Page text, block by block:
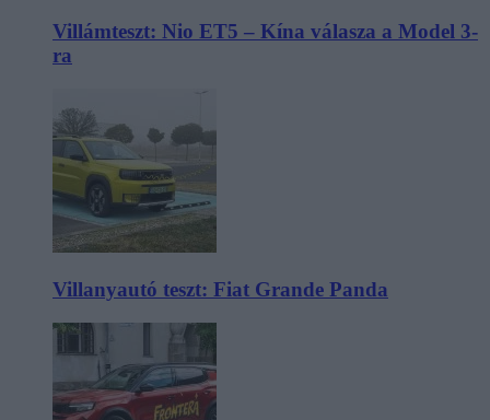
Villámteszt: Nio ET5 – Kína válasza a Model 3-
ra
Villanyautó teszt: Fiat Grande Panda